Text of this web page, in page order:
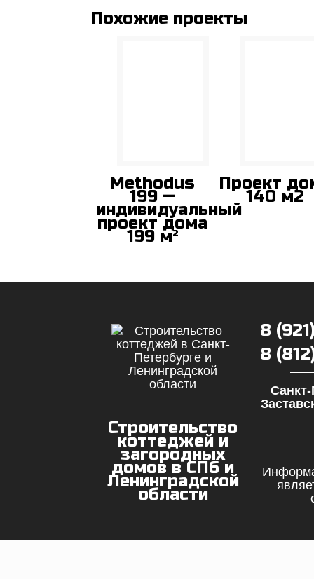
Похожие проекты
Methodus
199 —
индивидуальный
проект дома
199 м²
Проект
140 м2
Строительство
коттеджей и
загородных
домов в СПб и
Ленинградской
области
8
8